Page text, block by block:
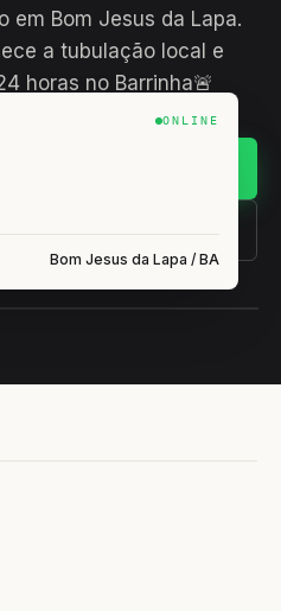
em Bom Jesus da Lapa.
a tubulação local e
horas no Barrinha🚨
8838
ONLINE
Bom Jesus da Lapa / BA